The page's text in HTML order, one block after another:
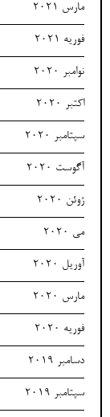
مارس 2021
فوریه 2021
نوامبر 2020
اکتبر 2020
سپتامبر 2020
آگوست 2020
ژوئن 2020
می 2020
آوریل 2020
مارس 2020
فوریه 2020
دسامبر 2019
سپتامبر 2019